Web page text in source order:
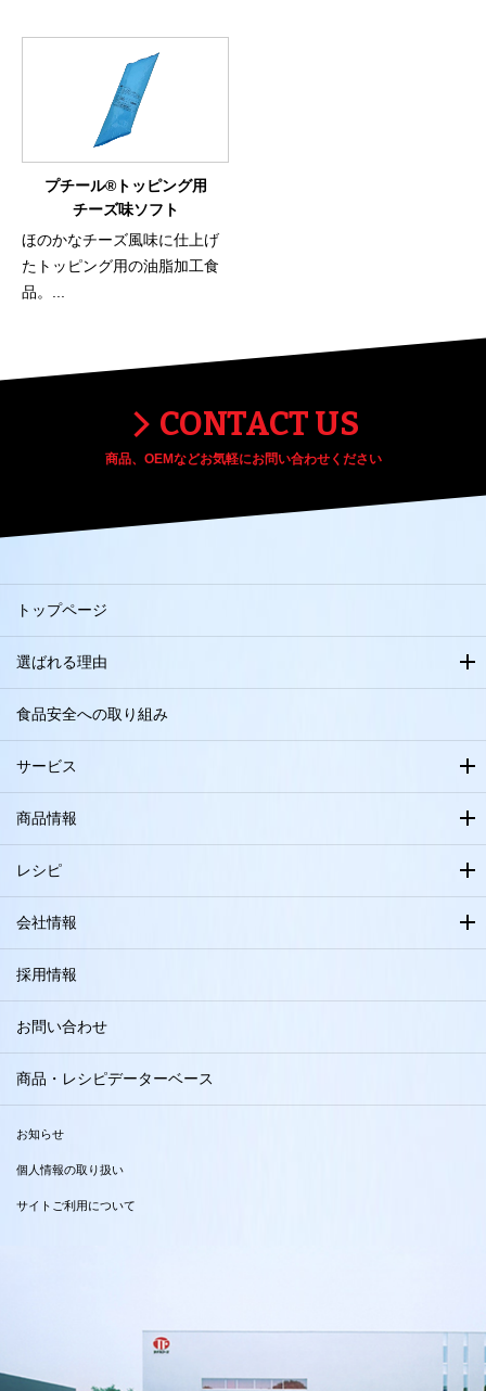
プチール®トッピング用
チーズ味ソフト
ほのかなチーズ風味に仕上げ
たトッピング用の油脂加工食
品。...
CONTACT US
商品、OEMなどお気軽にお問い合わせください
トップページ
選ばれる理由
食品安全への取り組み
サービス
商品情報
レシピ
会社情報
採用情報
お問い合わせ
商品・レシピデーターベース
お知らせ
個人情報の取り扱い
サイトご利用について